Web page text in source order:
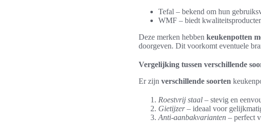
Tefal – bekend om hun
WMF – biedt
Deze merken hebben keukenpotten
doorgeven. Dit voorkomt eventuele
Vergelijking tussen verschillende
Er zijn verschillende soorten
Roestvrij staal – stevig en
Gietijzer– ideaal voor
Anti-aanbakvarianten – perfect